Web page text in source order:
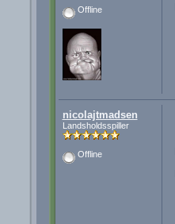
Offline
nicolajtmadsen
Landsholdsspiller
Offline